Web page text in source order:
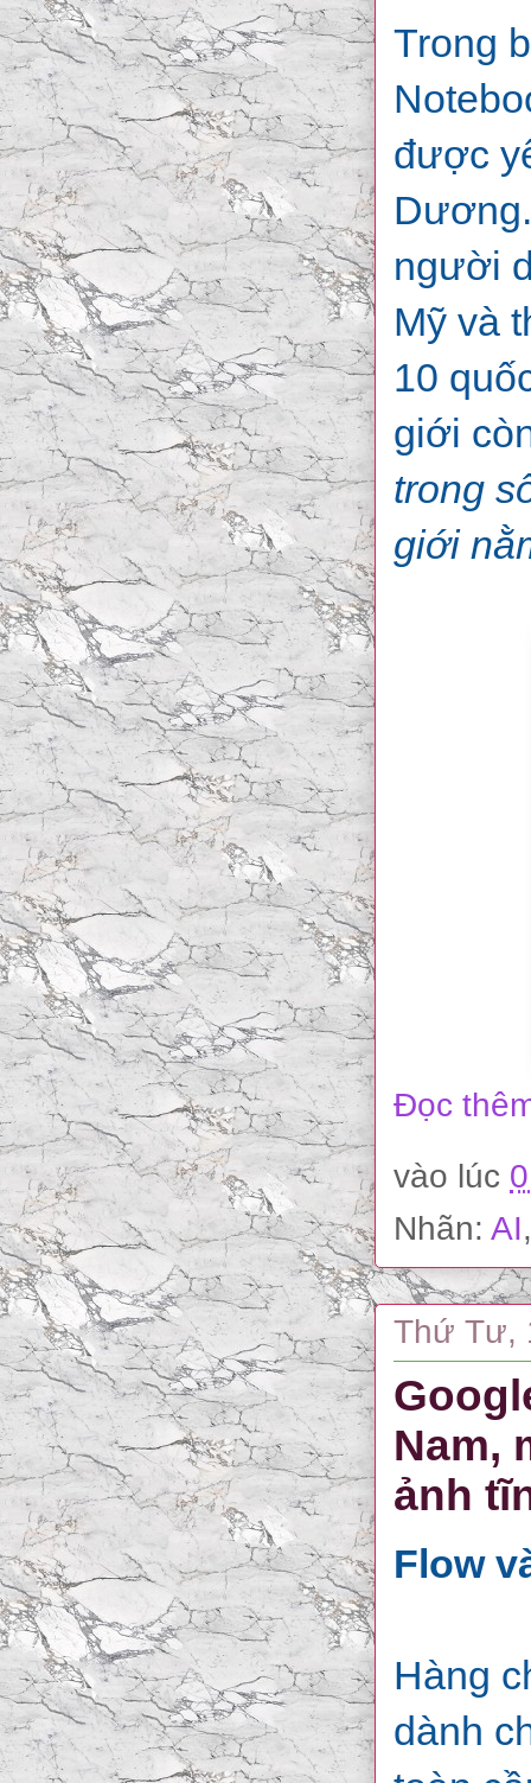
Trong
được
người
Mỹ và
10
giới
trong
giới
Đọc
vào lúc
Nhãn: AI
Thứ Tư,
Nam,
ảnh
Flow
Hàng
dành